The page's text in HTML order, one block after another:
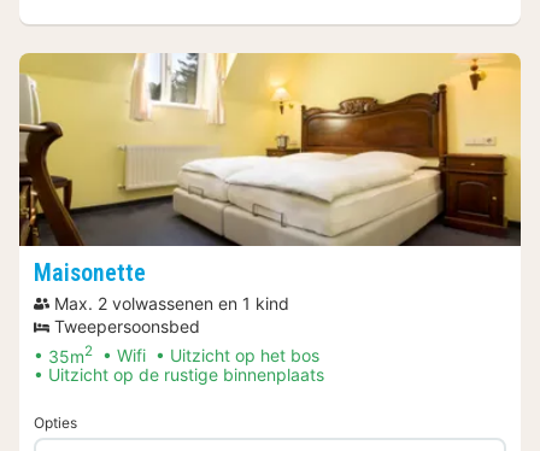
Maisonette
Max. 2 volwassenen en 1 kind
Tweepersoonsbed
35m2 Wifi
Uitzicht op het bos
Uitzicht op de rustige binnenplaats
Opties